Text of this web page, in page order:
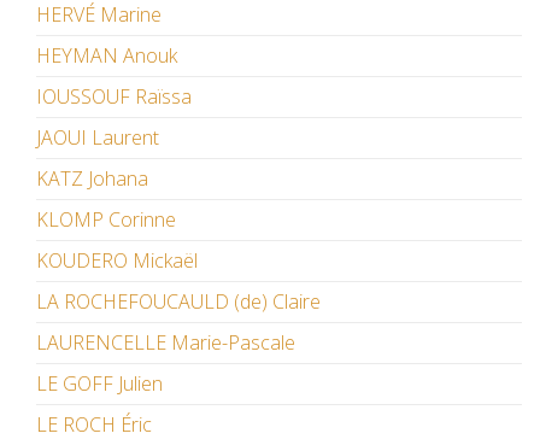
HERVÉ Marine
HEYMAN Anouk
IOUSSOUF Raïssa
JAOUI Laurent
KATZ Johana
KLOMP Corinne
KOUDERO Mickaël
LA ROCHEFOUCAULD (de) Claire
LAURENCELLE Marie-Pascale
LE GOFF Julien
LE ROCH Éric